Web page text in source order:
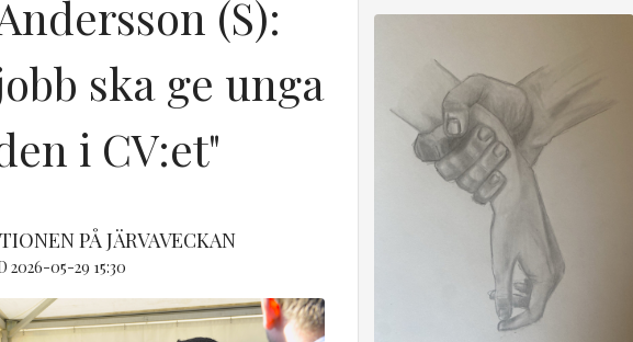
(S):
ska ge unga
i CV:et"
PÅ JÄRVAVECKAN
2026-05-29 15:30